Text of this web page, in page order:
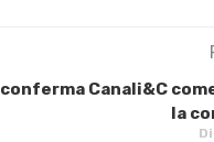
Canali&C
la